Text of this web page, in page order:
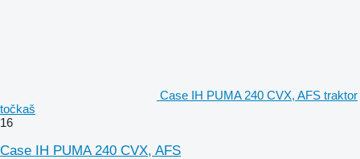
Case IH PUMA 240 CVX, AFS traktor
točkaš
16
Case IH PUMA 240 CVX, AFS